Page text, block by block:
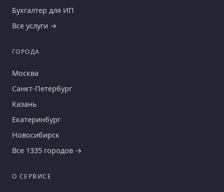
Бухгалтер для ИП
Все услуги →
ГОРОДА
Москва
Санкт-Петербург
Казань
Екатеринбург
Новосибирск
Все 1335 городов →
О СЕРВИСЕ